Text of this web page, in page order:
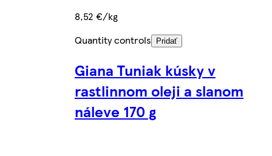
8,52 €/kg
Quantity controls
Pridať
Giana Tuniak kúsky v
rastlinnom oleji a slanom
náleve 170 g